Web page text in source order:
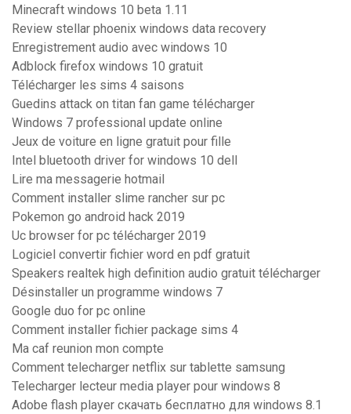
Minecraft windows 10 beta 1.11
Review stellar phoenix windows data recovery
Enregistrement audio avec windows 10
Adblock firefox windows 10 gratuit
Télécharger les sims 4 saisons
Guedins attack on titan fan game télécharger
Windows 7 professional update online
Jeux de voiture en ligne gratuit pour fille
Intel bluetooth driver for windows 10 dell
Lire ma messagerie hotmail
Comment installer slime rancher sur pc
Pokemon go android hack 2019
Uc browser for pc télécharger 2019
Logiciel convertir fichier word en pdf gratuit
Speakers realtek high definition audio gratuit télécharger
Désinstaller un programme windows 7
Google duo for pc online
Comment installer fichier package sims 4
Ma caf reunion mon compte
Comment telecharger netflix sur tablette samsung
Telecharger lecteur media player pour windows 8
Adobe flash player скачать бесплатно для windows 8.1